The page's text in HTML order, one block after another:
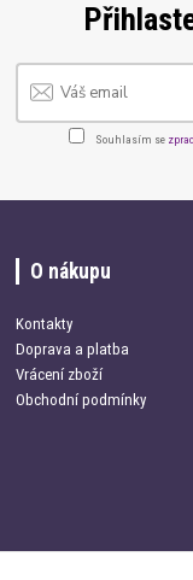
Souhlasím se
O nákupu
Kontakty
Doprava a platba
Vrácení zboží
Obchodní podmínky